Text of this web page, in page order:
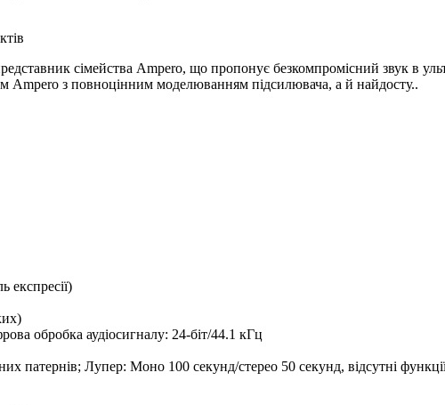
сімейства Ampero, що пропонує безкомпромісний звук в
з повноцінним моделюванням підсилювача, а й найдосту..
експресії)
обробка аудіосигналу: 24-біт/44.1 кГц
патернів; Лупер: Моно 100 секунд/стерео 50 секунд, відсутні